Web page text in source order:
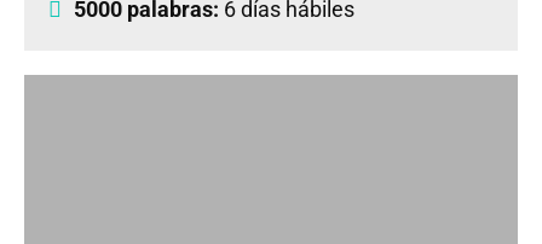
5000 palabras: 6 días hábiles